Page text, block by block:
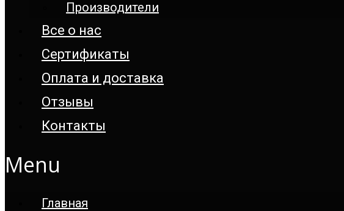
Производители
Все о нас
Сертификаты
Оплата и доставка
Отзывы
Контакты
Menu
Главная